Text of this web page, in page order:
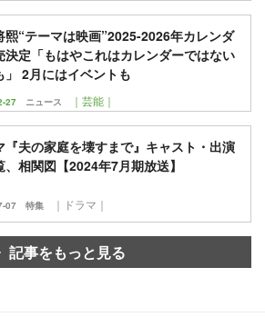
熙“テーマは映画”2025-2026年カレンダ
決定「もはやこれはカレンダーではない
」 2月にはイベントも
27 ニュース ｜芸能｜
『夫の家庭を壊すまで』キャスト・出演
、相関図【2024年7月期放送】
07 特集 ｜ドラマ｜
記事をもっと見る